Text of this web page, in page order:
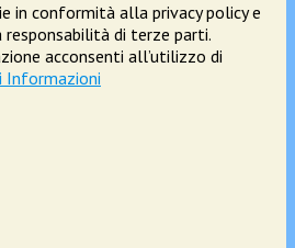
in conformità alla privacy policy e
di terze parti.
acconsenti all’utilizzo di
Informazioni